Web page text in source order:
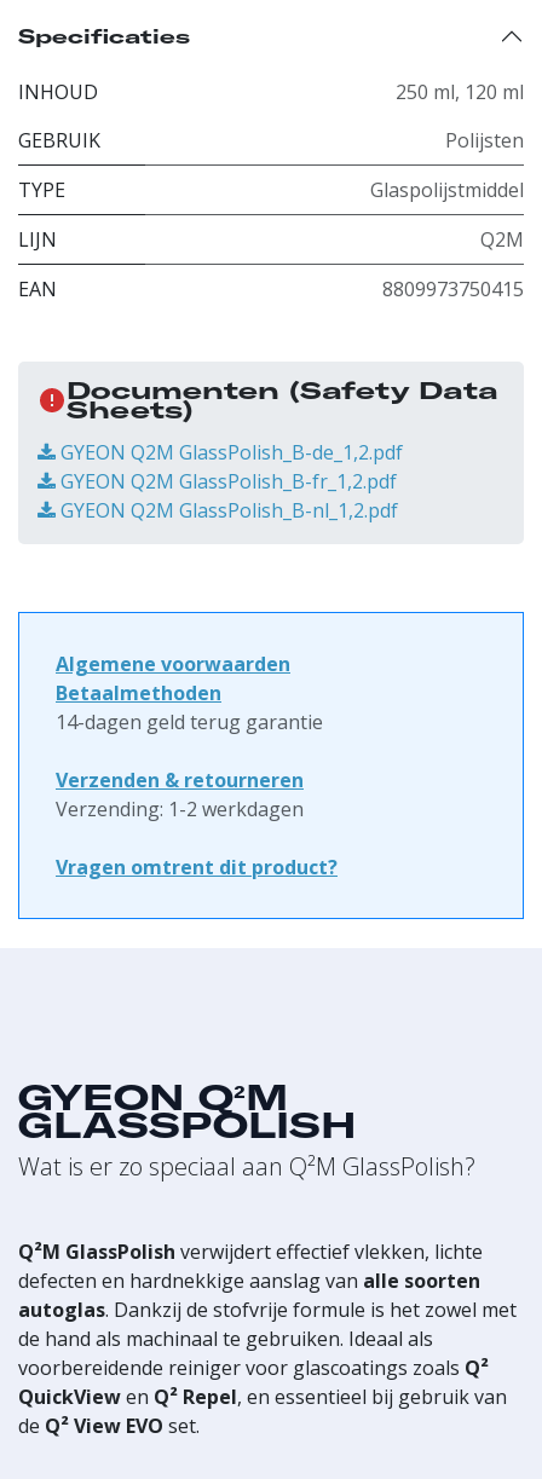
Specificaties
INHOUD 250 ml, 120 ml
GEBRUIK
Polijsten
TYPE
Glaspolijstmiddel
LIJN
Q2M
EAN
8809973750415
Documenten (Safety Data
Sheets)
GYEON Q2M GlassPolish_B-de_1,2.pdf
GYEON Q2M GlassPolish_B-fr_1,2.pdf
GYEON Q2M GlassPolish_B-nl_1,2.pdf
Algemene voorwaarden
Betaalmethoden
14-dagen geld terug garantie
Verzenden & retourneren
Verzending: 1-2 werkdagen
Vragen omtrent dit product?
GYEON Q²M
GLASSPOLISH
Wat is er zo speciaal aan Q²M GlassPolish?
Q²M GlassPolish verwijdert effectief vlekken, lichte
defecten en hardnekkige aanslag van alle soorten
autoglas. Dankzij de stofvrije formule is het zowel met
de hand als machinaal te gebruiken. Ideaal als
voorbereidende reiniger voor glascoatings zoals Q²
QuickViewen Q² Repel, en essentieel bij gebruik van
de Q² View EVO set.